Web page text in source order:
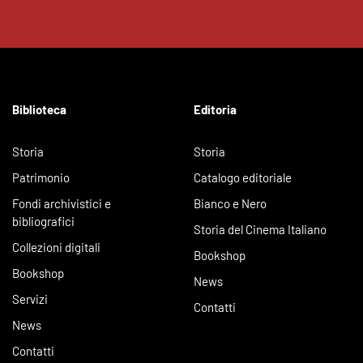
Biblioteca
Storia
Patrimonio
Fondi archivistici e
bibliografici
Collezioni digitali
Bookshop
Servizi
News
Contatti
Editoria
Storia
Catalogo editoriale
Bianco e Nero
Storia del Cinema Italiano
Bookshop
News
Contatti